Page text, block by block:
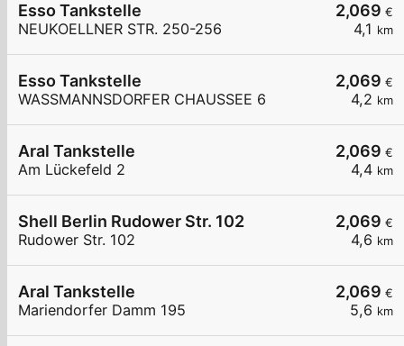
2,069 €
4,1 km
Esso Tankstelle
NEUKOELLNER STR. 250-256
2,069 €
4,2 km
Esso Tankstelle
WASSMANNSDORFER CHAUSSEE 6
2,069 €
4,4 km
Aral Tankstelle
Am Lückefeld 2
2,069 €
4,6 km
Shell Berlin Rudower Str. 102
Rudower Str. 102
2,069 €
5,6 km
Aral Tankstelle
Mariendorfer Damm 195